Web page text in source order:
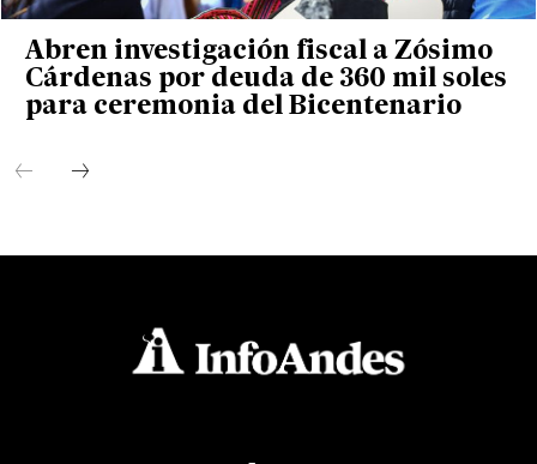
Abren investigación fiscal a Zósimo
Cárdenas por deuda de 360 mil soles
para ceremonia del Bicentenario